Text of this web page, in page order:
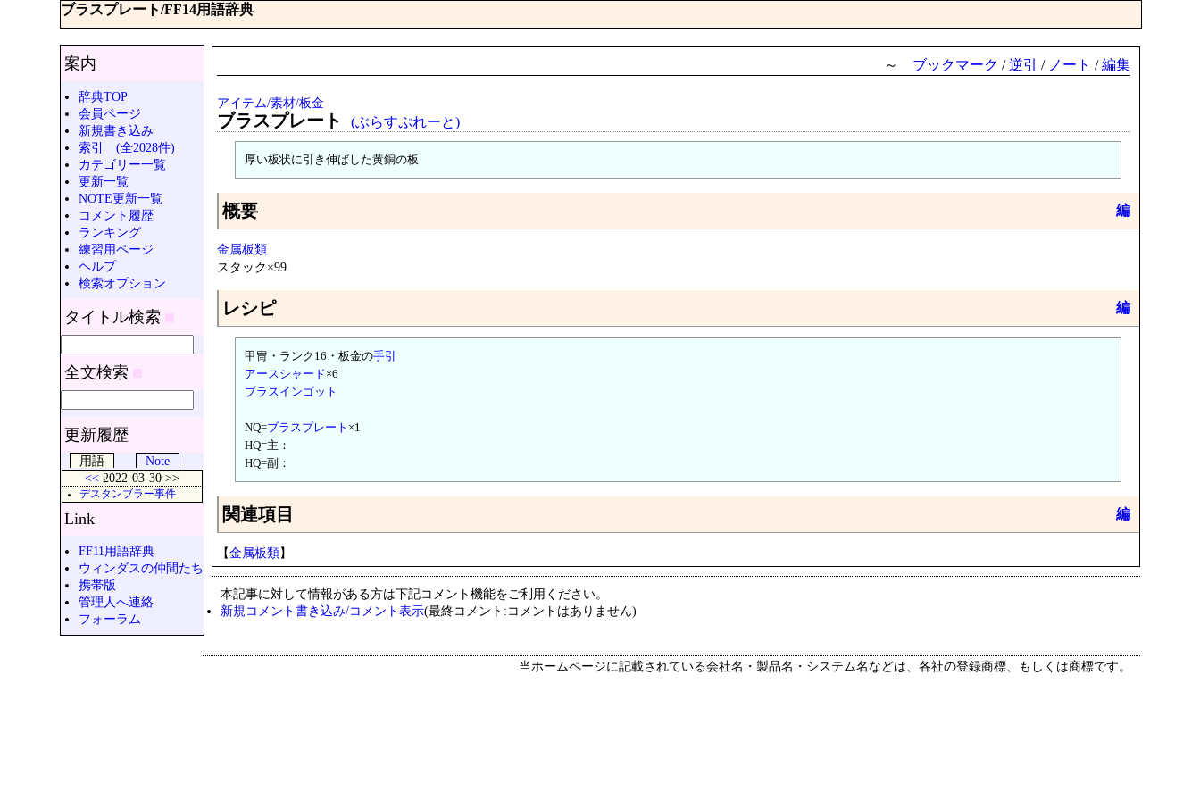
ブラスプレート/FF14用語辞典
案内
辞典TOP
会員ページ
新規書き込み
索引 (全2028件)
カテゴリー一覧
更新一覧
NOTE更新一覧
コメント履歴
ランキング
練習用ページ
ヘルプ
検索オプション
タイトル検索
全文検索
更新履歴
用語
Note
<< 2022-03-30 >>
デスタンブラー事件
Link
FF11用語辞典
ウィンダスの仲間たち
携帯版
管理人へ連絡
フォーラム
～ ブックマーク /逆引 / ノート /編集
アイテム/素材/板金
ブラスプレート (ぶらすぷれーと)
厚い板状に引き伸ばした黄銅の板
概要 編
金属板類
スタック×99
レシピ 編
甲冑・ランク16・板金の手引
アースシャード×6
ブラスインゴット
NQ=ブラスプレート ×1
HQ=主：
HQ=副：
関連項目 編
【金属板類】
本記事に対して情報がある方は下記コメント機能をご利用ください。
新規コメント書き込み/コメント表示(最終コメント:コメントはありません)
当ホームページに記載されている会社名・製品名・システム名などは、各社の登録商標、もしくは商標です。